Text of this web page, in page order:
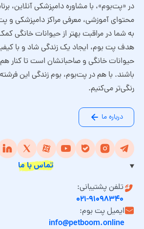
در «پت‌بوم»، با مشاوره دامپزشکی آنلاین،
محتوای آموزشی، معرفی مراکز دامپزشکی و
به شما در مراقبت بهتر از حیوانات خانگی
هدف پت بوم، ایجاد یک زندگی شاد و با
حیوانات خانگی و صاحبانشان است تا کنار
باشند. با هم در پت‌بوم، بوم زندگی این
رنگی‌تر می‌کنیم.
درباره ما
تماس با ما
تلفن پشتیبانی:
۰۲۱-۹۱۰۹۸۳۴۰
ایمیل پت بوم:
info@petboom.online